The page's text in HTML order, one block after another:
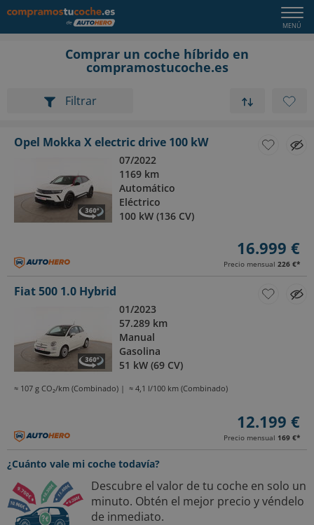
Comprar un coche híbrido en
compramostucoche.es
Filtrar
Opel Mokka X electric drive 100 kW
07/2022
1169 km
Automático
Eléctrico
100 kW (136 CV)
16.999 €
Precio mensual 226 €*
Fiat 500 1.0 Hybrid
01/2023
57.289 km
Manual
Gasolina
51 kW (69 CV)
≈ 107 g CO₂/km (Combinado) ≈ 4,1 l/100 km (Combinado)
12.199 €
Precio mensual 169 €*
¿Cuánto vale mi coche todavía?
Descubre el valor de tu coche en solo un
minuto. Obtén el mejor precio y véndelo
de inmediato.